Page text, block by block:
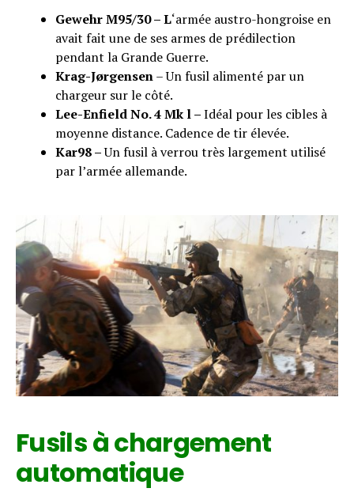
Gewehr M95/30 – L‘armée austro-hongroise en
avait fait une de ses armes de prédilection
pendant la Grande Guerre.
Krag-Jørgensen– Un fusil alimenté par un
chargeur sur le côté.
Lee-Enfield No. 4 Mk l –Idéal pour les cibles à
moyenne distance. Cadence de tir élevée.
Kar98 –Un fusil à verrou très largement utilisé
par l’armée allemande.
Fusils à chargement
automatique
Flipboard
Reddit
Pinterest
Email